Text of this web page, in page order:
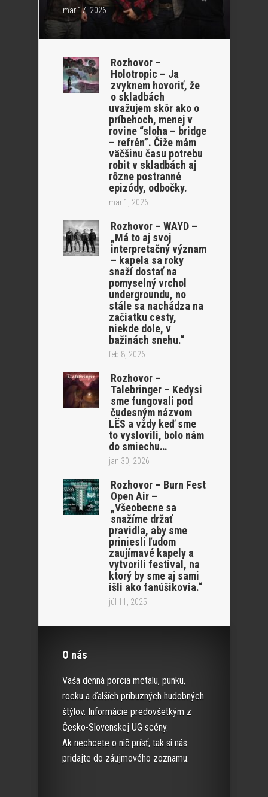
mar 17, 2026
Rozhovor –
Holotropic – Ja
zvyknem hovoriť, že
o skladbách
uvažujem skôr ako o
príbehoch, menej v
rovine “sloha – bridge
– refrén”. Čiže mám
väčšinu času potrebu
robit v skladbách aj
rôzne postranné
epizódy, odbočky.
mar 1, 2026
Rozhovor – WAYD –
„Má to aj svoj
interpretačný význam
– kapela sa roky
snaží dostať na
pomyselný vrchol
undergroundu, no
stále sa nachádza na
začiatku cesty,
niekde dole, v
bažinách snehu.“
feb 8, 2026
Rozhovor –
Talebringer – Kedysi
sme fungovali pod
čudesným názvom
LËS a vždy keď sme
to vyslovili, bolo nám
do smiechu…
jan 30, 2026
Rozhovor – Burn Fest
Open Air –
„Všeobecne sa
snažíme držať
pravidla, aby sme
priniesli ľudom
zaujímavé kapely a
vytvorili festival, na
ktorý by sme aj sami
išli ako fanúšikovia.“
júl 11, 2025
O nás
Vaša denná porcia metalu, punku,
rocku a ďalších príbuzných hudobných
štýlov. Informácie predovšetkým z
Česko-Slovenskej UG scény.
Ak nechcete o nič prísť, tak si nás
pridajte do záujmového zoznamu.